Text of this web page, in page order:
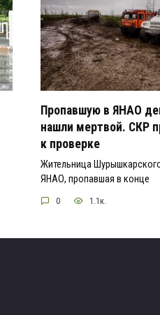
Пропавшую в ЯНАО
нашли мертвой. СКР
к проверке
Жительница
ЯНАО, пропавшая в конце
0 1.1к.